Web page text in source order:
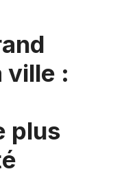
ville :
plus